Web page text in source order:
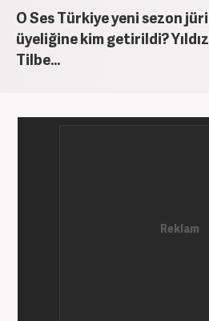
O Ses Türkiye yeni sezon jüri
üyeliğine kim getirildi? Yıldız
Tilbe...